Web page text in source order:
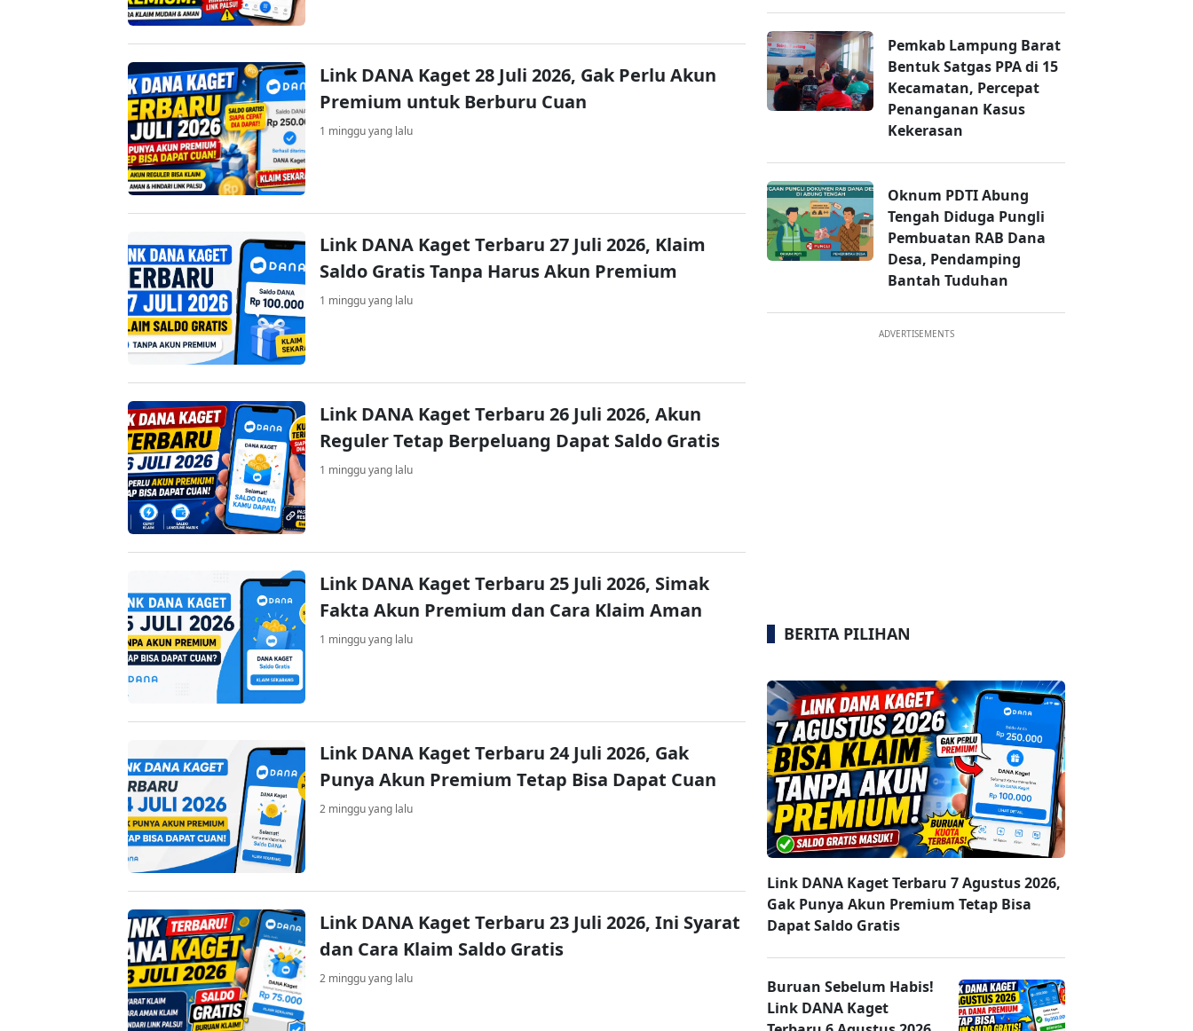
Link DANA Kaget 28 Juli 2026, Gak Perlu Akun
Premium untuk Berburu Cuan
1 minggu yang lalu
Link DANA Kaget Terbaru 27 Juli 2026, Klaim
Saldo Gratis Tanpa Harus Akun Premium
1 minggu yang lalu
Link DANA Kaget Terbaru 26 Juli 2026, Akun
Reguler Tetap Berpeluang Dapat Saldo Gratis
1 minggu yang lalu
Link DANA Kaget Terbaru 25 Juli 2026, Simak
Fakta Akun Premium dan Cara Klaim Aman
1 minggu yang lalu
Link DANA Kaget Terbaru 24 Juli 2026, Gak
Punya Akun Premium Tetap Bisa Dapat Cuan
2 minggu yang lalu
Link DANA Kaget Terbaru 23 Juli 2026, Ini Syarat
dan Cara Klaim Saldo Gratis
2 minggu yang lalu
Pemkab Lampung Barat
Bentuk Satgas PPA di 15
Kecamatan, Percepat
Penanganan Kasus
Kekerasan
Oknum PDTI Abung
Tengah Diduga Pungli
Pembuatan RAB Dana
Desa, Pendamping
Bantah Tuduhan
ADVERTISEMENTS
BERITA PILIHAN
Link DANA Kaget Terbaru 7 Agustus 2026,
Gak Punya Akun Premium Tetap Bisa
Dapat Saldo Gratis
Buruan Sebelum Habis!
Link DANA Kaget